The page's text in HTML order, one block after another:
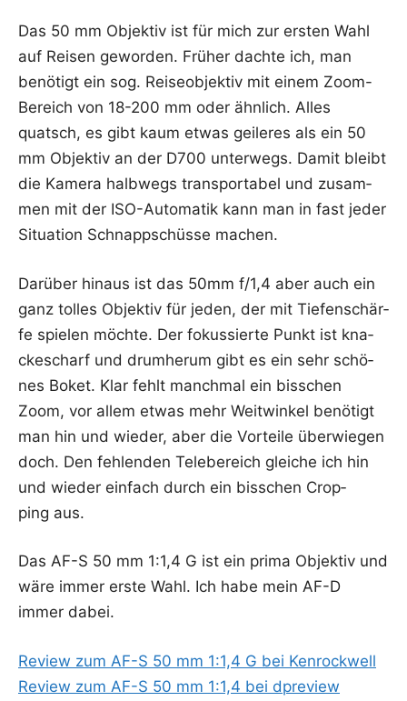
Das 50 mm Objek­tiv ist für mich zur ers­ten Wahl
auf Rei­sen gewor­den. Frü­her dach­te ich, man
benö­tigt ein sog. Rei­se­ob­jek­tiv mit einem Zoom-
Bereich von 18-200 mm oder ähn­lich. Alles
quatsch, es gibt kaum etwas gei­le­res als ein 50
mm Objek­tiv an der D700 unter­wegs. Damit bleibt
die Kame­ra halb­wegs trans­por­ta­bel und zusam­
men mit der ISO-Auto­ma­tik kann man in fast jeder
Situa­ti­on Schnapp­schüs­se machen.
Dar­über hin­aus ist das 50mm f/1,4 aber auch ein
ganz tol­les Objek­tiv für jeden, der mit Tie­fen­schär­
fe spie­len möch­te. Der fokus­sier­te Punkt ist kna­
cke­scharf und drum­her­um gibt es ein sehr schö­
nes Boket. Klar fehlt manch­mal ein biss­chen
Zoom, vor allem etwas mehr Weit­win­kel benö­tigt
man hin und wie­der, aber die Vor­tei­le über­wie­gen
doch. Den feh­len­den Tele­be­reich glei­che ich hin
und wie­der ein­fach durch ein biss­chen Crop­
ping aus.
Das AF-S 50 mm 1:1,4 G ist ein pri­ma Objek­tiv und
wäre immer ers­te Wahl. Ich habe mein AF-D
immer dabei.
Review zum AF-S 50 mm 1:1,4 G bei Kenrockwell
Review zum AF-S 50 mm 1:1,4 bei dpreview